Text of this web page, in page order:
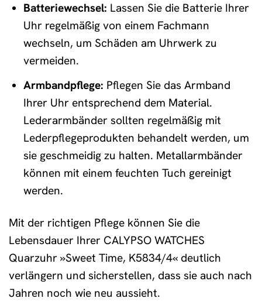
Batteriewechsel: Lassen Sie die Batterie Ihrer
Uhr regelmäßig von einem Fachmann
wechseln, um Schäden am Uhrwerk zu
vermeiden.
Armbandpflege: Pflegen Sie das Armband
Ihrer Uhr entsprechend dem Material.
Lederarmbänder sollten regelmäßig mit
Lederpflegeprodukten behandelt werden, um
sie geschmeidig zu halten. Metallarmbänder
können mit einem feuchten Tuch gereinigt
werden.
Mit der richtigen Pflege können Sie die
Lebensdauer Ihrer CALYPSO WATCHES
Quarzuhr »Sweet Time, K5834/4« deutlich
verlängern und sicherstellen, dass sie auch nach
Jahren noch wie neu aussieht.